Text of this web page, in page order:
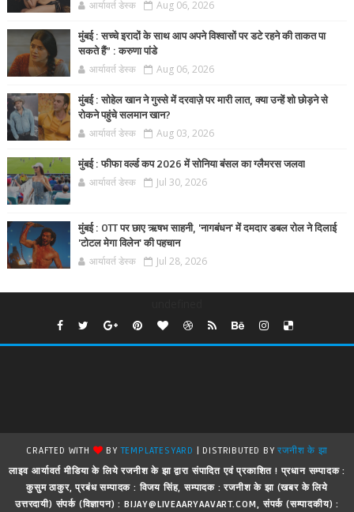
आर्यावर्त डेस्क Aug 06, 2026
मुंबई : सच्चे इरादों के साथ आप अपने विश्वासों पर डटे रहने की ताकत पा
सकते हैं” : करुणा पांडे
आर्यावर्त डेस्क Aug 06, 2026
मुंबई : सोहेल खान ने गुस्से में दरवाज़े पर मारी लात, क्या उन्हें शो छोड़ने से
रोकने पहुंचे सलमान खान?
आर्यावर्त डेस्क Aug 03, 2026
मुंबई : फीफा वर्ल्ड कप 2026 में सोनिया बंसल का ग्लैमरस जलवा
आर्यावर्त डेस्क Jul 30, 2026
मुंबई : OTT पर छाए ऋषभ साहनी, 'नागबंधन' में दमदार डबल रोल ने दिलाई
'टोटल मेगा विलेन' की पहचान
आर्यावर्त डेस्क Jul 28, 2026
CRAFTED WITH BYTEMPLATESYARD | DISTRIBUTED BYरजनीश के झा
लाइव आर्यावर्त मीडिया के लिये रजनीश के झा द्वारा संपादित एवं प्रकाशित ! प्रधान सम्पादक :
कुसुम ठाकुर, प्रबंध सम्पादक : विजय सिंह, सम्पादक : रजनीश के झा (खबर के लिये
उत्तरदायी) संपर्क (विज्ञापन) : BIJAY@LIVEAARYAAVART.COM, संपर्क (सम्पादकीय) :